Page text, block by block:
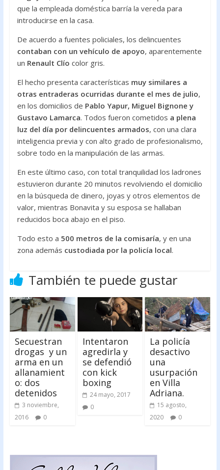
que la empleada doméstica barría la vereda para
introducirse en la casa.
De acuerdo a fuentes policiales, los delincuentes
contaban con un vehículo de apoyo, aparentemente
un Renault Clío color gris.
El hecho presenta características muy similares a
otras entraderas ocurridas durante el mes de julio,
en los domicilios de Pablo Yapur, Miguel Bignone y
Gustavo Lamarca. Todos fueron cometidos a plena
luz del día por delincuentes armados, con una clara
inteligencia previa y con alto grado de profesionalismo,
sobre todo en la manipulación de las armas.
En este último caso, con total tranquilidad los ladrones
estuvieron durante 20 minutos revolviendo el domicilio
en la búsqueda de dinero, joyas y otros elementos de
valor, mientras Bonavita y su esposa se hallaban
reducidos boca abajo en el piso.
Todo esto a 500 metros de la comisaría, y en una
zona además custodiada por la policía local.
También te puede gustar
Secuestran
drogas y un
arma en un
allanamient
o: dos
detenidos
3 noviembre,
2016
0
Intentaron
agredirla y
se defendió
con kick
boxing
24 mayo, 2017
0
La policía
desactivo
una
usurpación
en Villa
Adriana.
15 agosto,
2020
0